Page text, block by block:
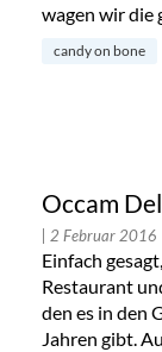
wagen wir die
candy on bone
Occam
| 2 Februar 2016
Einfach
Restaurant
den es in den
Jahren gibt.